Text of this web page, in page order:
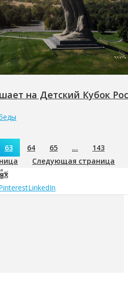
на Детский Кубок
63 64 65 …
143
Следующая страница
LinkedIn